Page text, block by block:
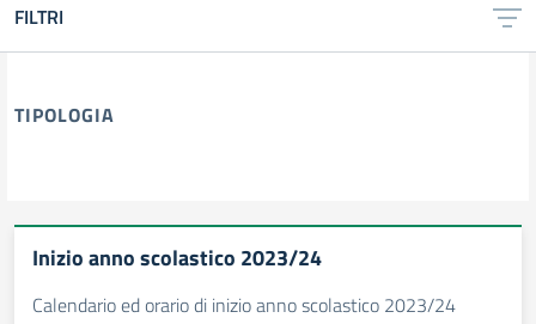
FILTRI
TIPOLOGIA
Inizio anno scolastico 2023/24
Calendario ed orario di inizio anno scolastico 2023/24